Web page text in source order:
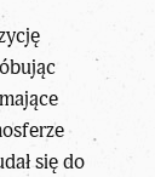
się do